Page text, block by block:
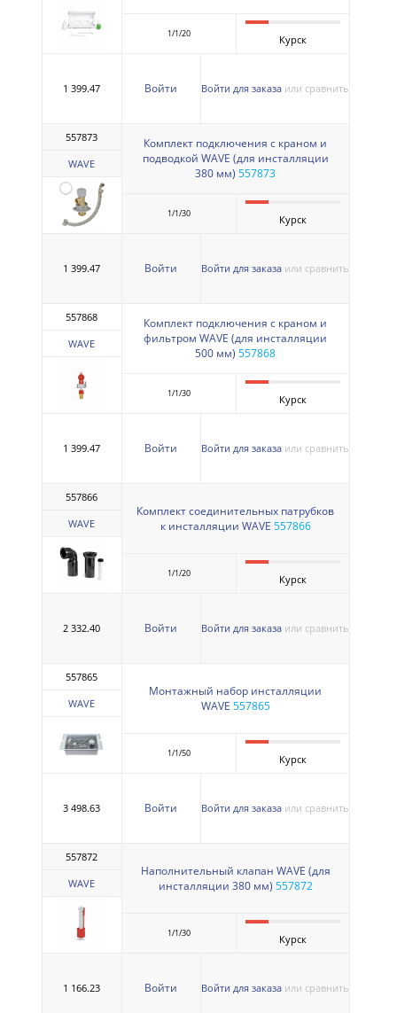
1/1/20 Курск
1 399.47 Войти Войти для заказа или сравнить
557873
WAVE
Комплект подключения с краном и
подводкой WAVE (для инсталляции
380 мм) 557873
1/1/30 Курск
1 399.47 Войти Войти для заказа или сравнить
557868
WAVE
Комплект подключения с краном и
фильтром WAVE (для инсталляции
500 мм) 557868
1/1/30 Курск
1 399.47 Войти Войти для заказа или сравнить
557866
WAVE
Комплект соединительных патрубков
к инсталляции WAVE 557866
1/1/20 Курск
2 332.40 Войти Войти для заказа или сравнить
557865
WAVE
Монтажный набор инсталляции
WAVE 557865
1/1/50 Курск
3 498.63 Войти Войти для заказа или сравнить
557872
WAVE
Наполнительный клапан WAVE (для
инсталляции 380 мм) 557872
1/1/30 Курск
1 166.23 Войти Войти для заказа или сравнить